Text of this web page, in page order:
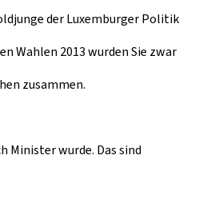
der Luxemburger Politik
Wahlen 2013 wurden Sie zwar
zusammen.
Minister wurde. Das sind